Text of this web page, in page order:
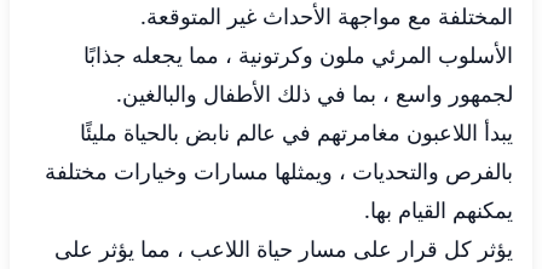
المختلفة مع مواجهة الأحداث غير المتوقعة.
الأسلوب المرئي ملون وكرتونية ، مما يجعله جذابًا
لجمهور واسع ، بما في ذلك الأطفال والبالغين.
يبدأ اللاعبون مغامرتهم في عالم نابض بالحياة مليئًا
بالفرص والتحديات ، ويمثلها مسارات وخيارات مختلفة
يمكنهم القيام بها.
يؤثر كل قرار على مسار حياة اللاعب ، مما يؤثر على